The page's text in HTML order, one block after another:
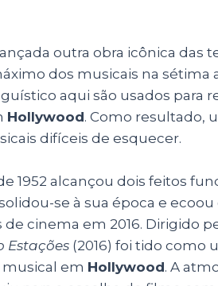
outra obra icônica das
dos musicais na sétima
aqui são usados para
Hollywood. Como resultado,
difíceis de esquecer.
1952 alcançou dois feitos
se à sua época e
de cinema em 2016. Dirigido
Estações (2016) foi tido como
musical em Hollywood. A